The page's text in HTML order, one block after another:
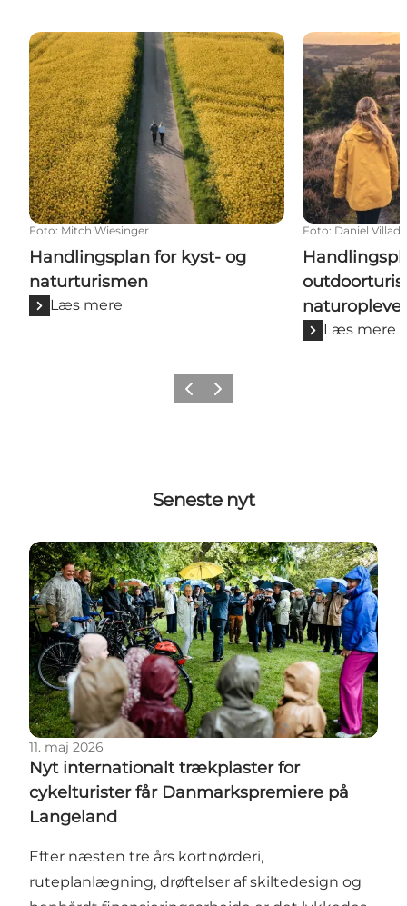
Handlingsplan for kyst- og naturturismen
Foto: Mitch Wiesinger
Handlingsplan for kyst- og
naturturismen
Læs mere
Foto: Daniel
Læs mere
Forrige billede
Næste billede
Seneste nyt
Nyt internationalt trækplaster for cykelturister får
11. maj 2026
Nyt internationalt trækplaster for
cykelturister får Danmarkspremiere på
Langeland
Efter næsten tre års kortnørderi,
ruteplanlægning, drøftelser af skiltedesign og